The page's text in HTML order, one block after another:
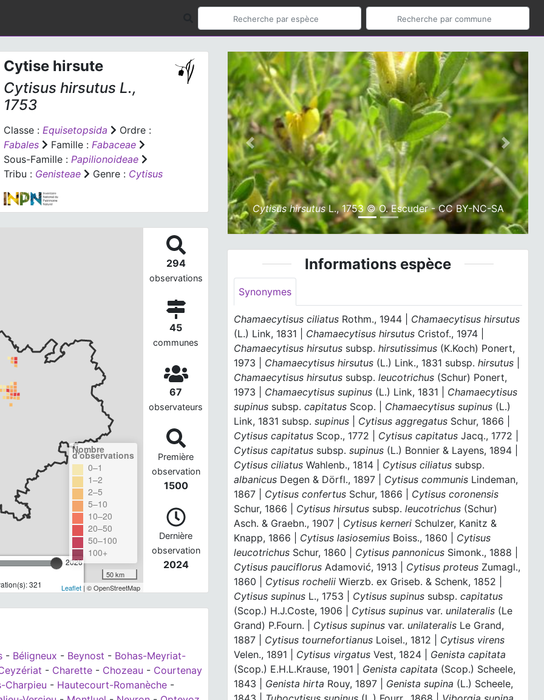
Cytise hirsute
Cytisus hirsutus L.,
1753
Classe : Equisetopsida
Ordre :
Fabales
Famille : Fabaceae
Sous-Famille : Papilionoideae
Tribu : Genisteae Genre : Cytisus
2026
321
Nombre
d'observations
0–1
1–2
2–5
5–10
10–20
20–50
50–100
100+
50 km
Leaflet| © OpenStreetMap
294
observations
45
communes
67
observateurs
Première
observation
1500
Dernière
observation
2024
- Béligneux - Beynost - Bohas-Meyriat-
- Charette - Chozeau - Courtenay
Charpieu - Hautecourt-Romanèche -
Cytisus hirsutusL., 1753 © O. Escuder - CC BY-NC-SA
Previous Next
Informations espèce
Synonymes
Chamaecytisus ciliatus Rothm., 1944 | Chamaecytisus hirsutus
(L.) Link, 1831 | Chamaecytisus hirsutus Cristof., 1974 |
Chamaecytisus hirsutus subsp. hirsutissimus (K.Koch) Ponert,
1973 | Chamaecytisus hirsutus (L.) Link., 1831 subsp. hirsutus
Chamaecytisus hirsutus subsp. leucotrichus (Schur) Ponert,
1973 | Chamaecytisus supinus (L.) Link, 1831 | Chamaecytisus
supinus subsp. capitatus Scop. | Chamaecytisus supinus (L.)
Link, 1831 subsp. supinus Cytisus aggregatus Schur, 1866 |
Cytisus capitatus Scop., 1772 | Cytisus capitatus Jacq., 1772 |
Cytisus capitatus subsp. supinus (L.) Bonnier & Layens, 1894 |
Cytisus ciliatus Wahlenb., 1814 | Cytisus ciliatus subsp.
albanicus Degen & Dörfl., 1897 | Cytisus communis Lindeman,
1867 | Cytisus confertus Schur, 1866 | Cytisus coronensis
Schur, 1866 | Cytisus hirsutus subsp. leucotrichus (Schur)
Asch. & Graebn., 1907 | Cytisus kerneri Schulzer, Kanitz &
Knapp, 1866 | Cytisus lasiosemius Boiss., 1860 | Cytisus
leucotrichus Schur, 1860 | Cytisus pannonicus Simonk., 1888 |
Cytisus pauciflorus Adamović, 1913 | Cytisus proteus Zumagl.,
1860 | Cytisus rochelii Wierzb. ex Griseb. & Schenk, 1852 |
Cytisus supinus L., 1753 | Cytisus supinus subsp. capitatus
(Scop.) H.J.Coste, 1906 | Cytisus supinusvar. unilateralis (Le
Grand) P.Fourn. | Cytisus supinusvar. unilateralis Le Grand,
1887 | Cytisus tournefortianus Loisel., 1812 | Cytisus virens
Velen., 1891 | Cytisus virgatus Vest, 1824 | Genista capitata
(Scop.) E.H.L.Krause, 1901 | Genista capitata (Scop.) Scheele,
1843 | Genista hirta Rouy, 1897 | Genista supina (L.) Scheele,